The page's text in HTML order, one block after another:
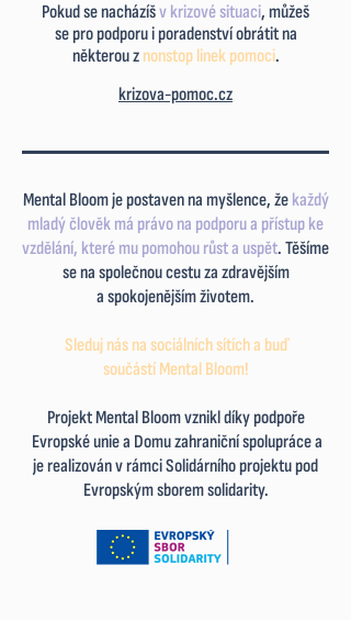
Pokud se nacházíšv krizové situaci, můžeš
se pro podporu i poradenství obrátit na
některou znonstop linek pomoci.
krizova-pomoc.cz
Mental Bloom je postaven na myšlence, žekaždý
mladý člověk má právo na podporu a přístup ke
vzdělání, které mu pomohou růst a uspět. Těšíme
se na společnou cestu za zdravějším
a spokojenějším životem.
Sleduj nás na sociálních sítích a buď
součástí Mental Bloom!
Projekt Mental Bloom vznikl díky podpoře
Evropské unie a Domu zahraniční spolupráce a
je realizován v rámci Solidárního projektu pod
Evropským sborem solidarity.